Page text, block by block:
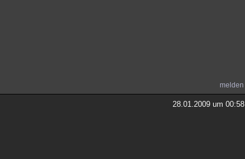
melden
28.01.2009 um 00:58